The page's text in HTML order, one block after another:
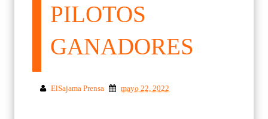
PILOTOS
GANADORES
ElSajama Prensa mayo 22, 2022